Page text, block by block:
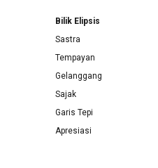
Bilik Elipsis
Sastra
Tempayan
Gelanggang
Sajak
Garis Tepi
Apresiasi